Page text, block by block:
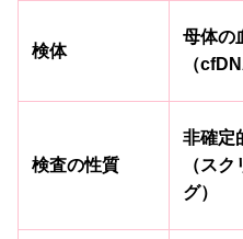
検体
母体の
（
検査の性質
非確定
（ス
グ）